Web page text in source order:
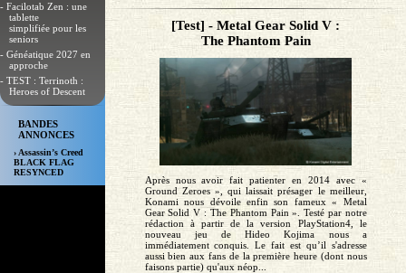
- Facilotab Zen : une
tablette
simplifiée pour les
seniors
- Généatique 2027 en
approche
- TEST : Terrinoth :
Heroes of Descent
BANDES
ANNONCES
› Assassin’s Creed
BLACK FLAG
RESYNCED
[Test] - Metal Gear Solid V :
The Phantom Pain
Après nous avoir fait patienter en 2014 avec «
Ground Zeroes », qui laissait présager le meilleur,
Konami nous dévoile enfin son fameux « Metal
Gear Solid V : The Phantom Pain ». Testé par notre
rédaction à partir de la version PlayStation4, le
nouveau jeu de Hideo Kojima nous a
immédiatement conquis. Le fait est qu’il s'adresse
aussi bien aux fans de la première heure (dont nous
faisons partie) qu'aux néop...